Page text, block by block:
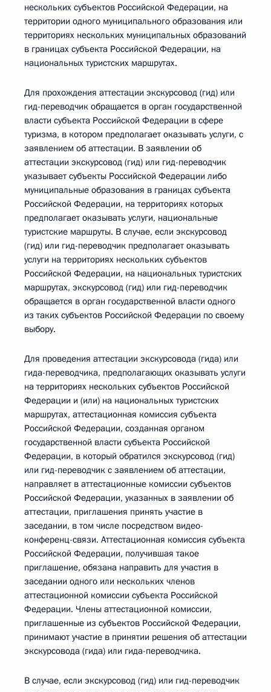
нескольких субъектов Российской Федерации, на
территории одного муниципального образования или
территориях нескольких муниципальных образований
в границах субъекта Российской Федерации, на
национальных туристских маршрутах.
Для прохождения аттестации экскурсовод (гид) или
гид-переводчик обращается в орган государственной
власти субъекта Российской Федерации в сфере
туризма, в котором предполагает оказывать услуги, с
заявлением об аттестации. В заявлении об
аттестации экскурсовод (гид) или гид-переводчик
указывает субъекты Российской Федерации либо
муниципальные образования в границах субъекта
Российской Федерации, на территориях которых
предполагает оказывать услуги, национальные
туристские маршруты. В случае, если экскурсовод
(гид) или гид-переводчик предполагает оказывать
услуги на территориях нескольких субъектов
Российской Федерации, на национальных туристских
маршрутах, экскурсовод (гид) или гид-переводчик
обращается в орган государственной власти одного
из таких субъектов Российской Федерации по своему
выбору.
Для проведения аттестации экскурсовода (гида) или
гида-переводчика, предполагающих оказывать услуги
на территориях нескольких субъектов Российской
Федерации и (или) на национальных туристских
маршрутах, аттестационная комиссия субъекта
Российской Федерации, созданная органом
государственной власти субъекта Российской
Федерации, в который обратился экскурсовод (гид)
или гид-переводчик с заявлением об аттестации,
направляет в аттестационные комиссии субъектов
Российской Федерации, указанных в заявлении об
аттестации, приглашения принять участие в
заседании, в том числе посредством видео-
конференц-связи. Аттестационная комиссия субъекта
Российской Федерации, получившая такое
приглашение, обязана направить для участия в
заседании одного или нескольких членов
аттестационной комиссии субъекта Российской
Федерации. Члены аттестационной комиссии,
приглашенные из субъектов Российской Федерации,
принимают участие в принятии решения об аттестации
экскурсовода (гида) или гида-переводчика.
В случае, если экскурсовод (гид) или гид-переводчик